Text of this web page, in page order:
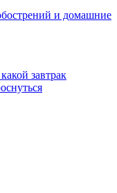
и домашние
завтрак